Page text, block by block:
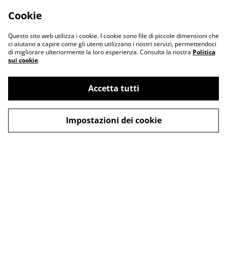
Cookie
Questo sito web utilizza i cookie. I cookie sono file di piccole dimensioni che
ci aiutano a capire come gli utenti utilizzano i nostri servizi, permettendoci
di migliorare ulteriormente la loro esperienza. Consulta la nostra Politica
sui cookie.
Accetta tutti
Impostazioni dei cookie